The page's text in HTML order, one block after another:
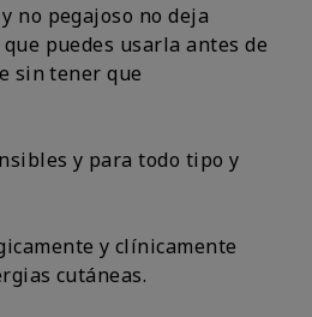
no pegajoso no deja
puedes usarla antes de
sin tener que
y para todo tipo y
y clínicamente
cutáneas.